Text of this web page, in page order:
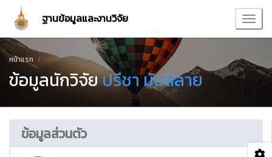
ฐานข้อมูลและงานวิจัย
หน้าแรก
ข้อมูลนักวิจัยปรีชา มันสลาย
ข้อมูลส่วนตัว